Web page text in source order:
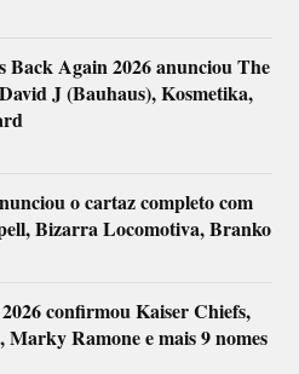
Back Again 2026 anunciou The
J (Bauhaus), Kosmetika,
o cartaz completo com
Bizarra Locomotiva, Branko
confirmou Kaiser Chiefs,
Ramone e mais 9 nomes